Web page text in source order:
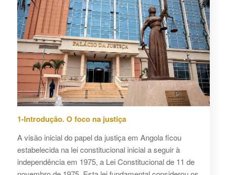
1-Introdução. O foco na justiça
A visão inicial do papel da justiça em Angola ficou
estabelecida na lei constitucional inicial a seguir à
independência em 1975, a Lei Constitucional de 11 de